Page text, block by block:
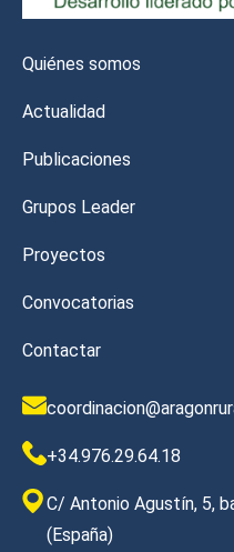
Quiénes somos
Actualidad
Publicaciones
Grupos Leader
Proyectos
Convocatorias
Contactar
+34.976.29.64.18
C/ Antonio Agustín, 5,
(España)